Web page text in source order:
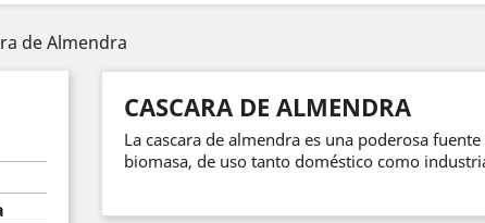
de Almendra
CASCARA DE ALMENDRA
La cascara de almendra es una poderosa
biomasa, de uso tanto doméstico como